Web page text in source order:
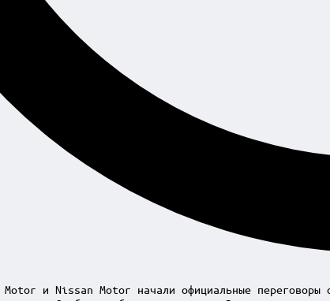
Motor и Nissan Motor начали официальные